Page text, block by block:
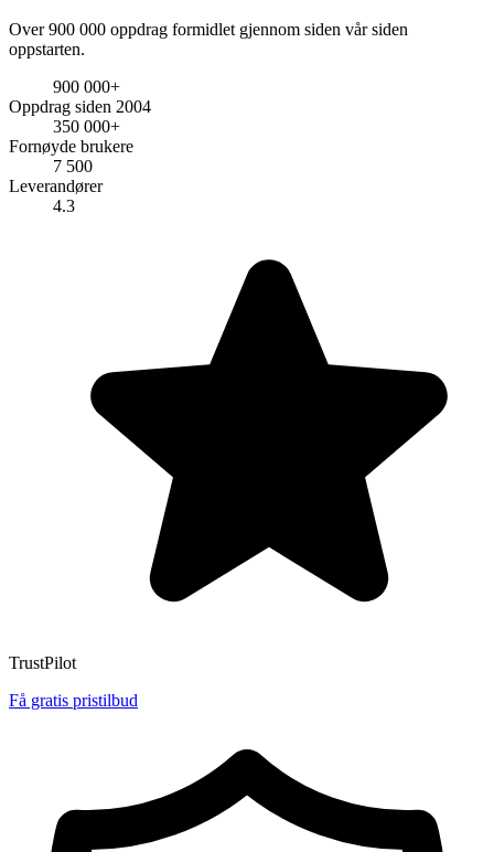
Over 900 000 oppdrag formidlet gjennom siden vår siden
oppstarten.
900 000+
Oppdrag siden 2004
350 000+
Fornøyde brukere
7 500
Leverandører
4.3
TrustPilot
Få gratis pristilbud